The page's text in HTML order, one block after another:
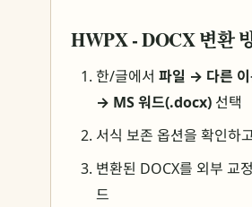
HWPX - DOCX 변환
한/글에서 파일 → 다른
→ MS 워드(.docx) 선택
서식 보존 옵션을 확인하
변환된 DOCX를 외부 교
드